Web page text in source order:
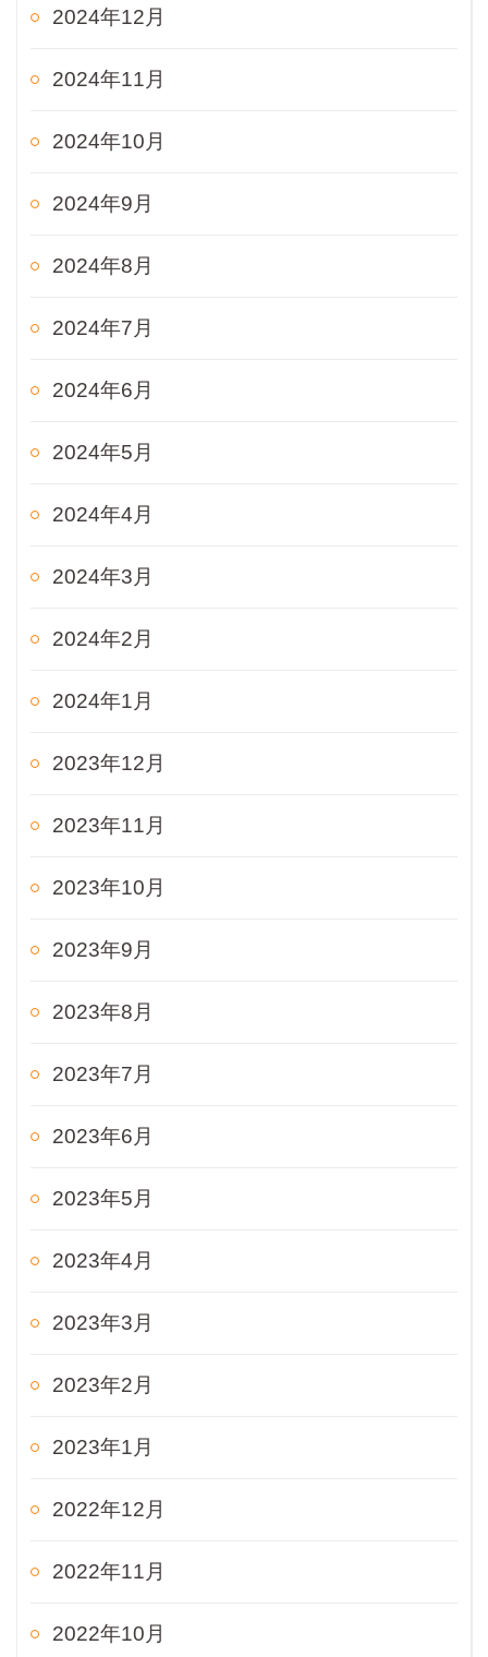
2024年12月
2024年11月
2024年10月
2024年9月
2024年8月
2024年7月
2024年6月
2024年5月
2024年4月
2024年3月
2024年2月
2024年1月
2023年12月
2023年11月
2023年10月
2023年9月
2023年8月
2023年7月
2023年6月
2023年5月
2023年4月
2023年3月
2023年2月
2023年1月
2022年12月
2022年11月
2022年10月